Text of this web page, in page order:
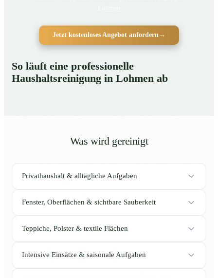
Jetzt kostenloses Angebot anfordern →
So läuft eine professionelle
Haushaltsreinigung in Lohmen ab
Was wird gereinigt
Privathaushalt & alltägliche Aufgaben
Fenster, Oberflächen & sichtbare Sauberkeit
Teppiche, Polster & textile Flächen
Intensive Einsätze & saisonale Aufgaben